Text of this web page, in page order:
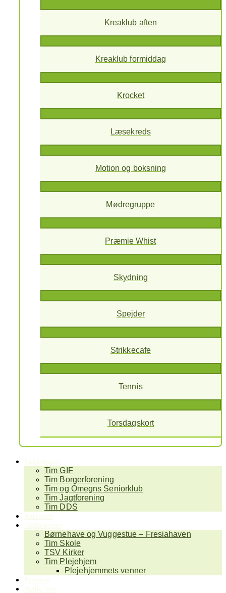
Kreaklub aften
Kreaklub formiddag
Krocket
Læsekreds
Motion og boksning
Mødregruppe
Præmie Whist
Skydning
Spejder
Strikkecafe
Tennis
Torsdagskort
Tim GIF
Tim Borgerforening
Tim og Omegns Seniorklub
Tim Jagtforening
Tim DDS
Børnehave og Vuggestue – Fresiahaven
Tim Skole
TSV Kirker
Tim Plejehjem
Plejehjemmets venner